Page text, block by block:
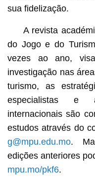
sua fidelização.
A revista
do Jogo e do
vezes ao ano,
investigação nas
turismo, as
especialistas e
internacionais são
estudos através do
g@mpu.edu.mo.
edições anteriores
mpu.mo/pkf6.